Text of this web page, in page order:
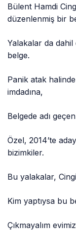
Bülent Hamdi
düzenlenmiş bir
Yalakalar da
belge.
Panik atak halinde
imdadına,
Belgede adı
Özel, 2014’te
bizimkiler.
Bu yalakalar,
Kim yaptıysa bu
Çıkmayalım